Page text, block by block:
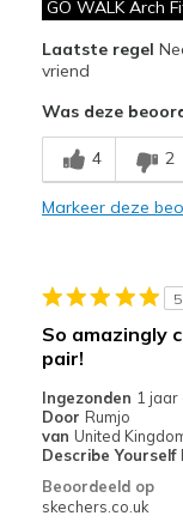
Minpunten
Poor Cushioning
Wear Out Quickly
Width
Sizing
GO WALK Arch
Laatste regel
vriend
Was deze
4 2
Markeer deze
5
So amazingly
pair!
Ingezonden 1 jaar
Door Rumjo
van United
Describe Yourself
Beoordeeld op
skechers.co.uk